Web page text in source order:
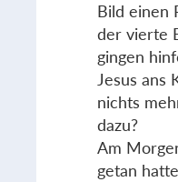
Bild einen
der vierte
gingen
Jesus ans
nichts
dazu?
Am
getan